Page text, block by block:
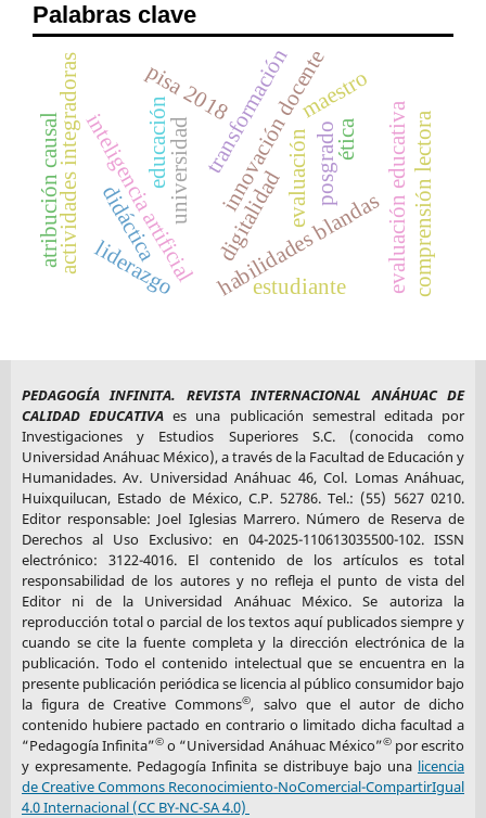
Palabras clave
transformación
digitalidad
educaciónuniversidad
habilidades blandasevaluación educativa
innovación docente
evaluación comprensión lectora
pisa 2018
inteligencia artificial posgradoética
actividades integradoras
estudiante
maestro
didáctica
atribución causal liderazgo
PEDAGOGÍA INFINITA. REVISTA INTERNACIONAL ANÁHUAC DE
CALIDAD EDUCATIVA es una publicación semestral editada por
Investigaciones y Estudios Superiores S.C. (conocida como
Universidad Anáhuac México), a través de la Facultad de Educación y
Humanidades. Av. Universidad Anáhuac 46, Col. Lomas Anáhuac,
Huixquilucan, Estado de México, C.P. 52786. Tel.: (55) 5627 0210.
Editor responsable: Joel Iglesias Marrero. Número de Reserva de
Derechos al Uso Exclusivo: en 04-2025-110613035500-102. ISSN
electrónico: 3122-4016. El contenido de los artículos es total
responsabilidad de los autores y no refleja el punto de vista del
Editor ni de la Universidad Anáhuac México. Se autoriza la
reproducción total o parcial de los textos aquí publicados siempre y
cuando se cite la fuente completa y la dirección electrónica de la
publicación. Todo el contenido intelectual que se encuentra en la
presente publicación periódica se licencia al público consumidor bajo
la figura de Creative Commons©, salvo que el autor de dicho
contenido hubiere pactado en contrario o limitado dicha facultad a
“Pedagogía Infinita”© o “Universidad Anáhuac México”©por escrito
y expresamente. Pedagogía Infinita se distribuye bajo una licencia
de Creative Commons Reconocimiento-NoComercial-CompartirIgual
4.0 Internacional (CC BY-NC-SA 4.0)